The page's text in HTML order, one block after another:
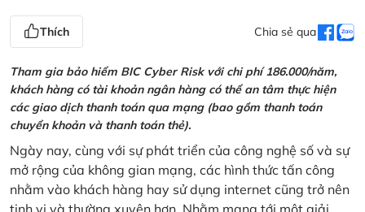
Thích Chia sẻ qua
Tham gia bảo hiểm BIC Cyber Risk với chi phí 186.000/năm,
khách hàng có tài khoản ngân hàng có thể an tâm thực hiện
các giao dịch thanh toán qua mạng (bao gồm thanh toán
chuyển khoản và thanh toán thẻ).
Ngày nay, cùng với sự phát triển của công nghệ số và sự
mở rộng của không gian mạng, các hình thức tấn công
nhằm vào khách hàng hay sử dụng internet cũng trở nên
tinh vi và thường xuyên hơn. Nhằm mang tới một giải